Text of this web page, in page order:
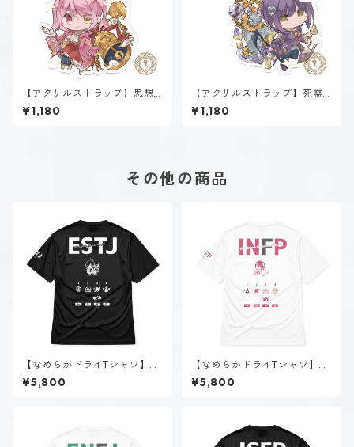
【アクリルストラップ】思想
魔法α~Psyche~
¥1,180
【アクリルストラップ】死霊
魔法α~Necromancy~
¥1,180
その他の商品
【なめらかドライTシャツ】大
神 楓（ESTJ）｜ブラック
¥5,800
【なめらかドライTシャツ】夜
月 夢乃（INFP）｜ホワイト
¥5,800